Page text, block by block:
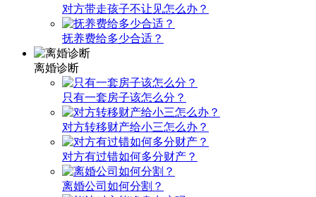
对方带走孩子不让见怎么办？
抚养费给多少合适？
离婚诊断
只有一套房子该怎么分？
对方转移财产给小三怎么办？
对方有过错如何多分财产？
离婚公司如何分割？